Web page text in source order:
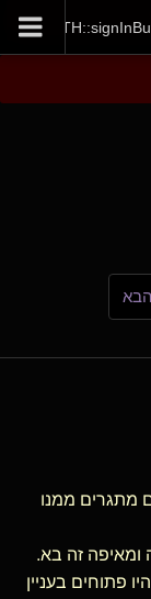
הבא
מתגרים ממנו
זה בא.
פתוחים בעניין